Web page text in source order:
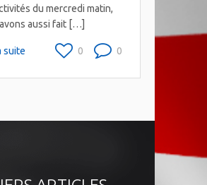
du mercredi matin,
aussi fait […]
suite 0
0